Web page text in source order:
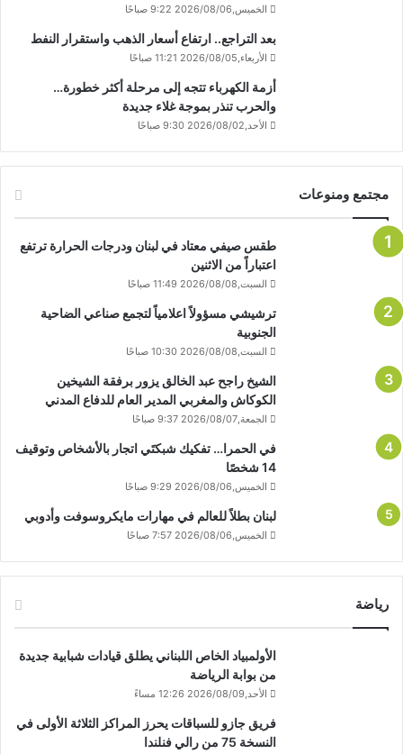
الخميس,2026/08/06 9:22 صباحًا
بعد التراجع.. ارتفاع أسعار الذهب واستقرار النفط
الأربعاء,2026/08/05 11:21 صباحًا
أزمة الكهرباء تتجه إلى مرحلة أكثر خطورة…
والحرب تنذر بموجة غلاء جديدة
الأحد,2026/08/02 9:30 صباحًا
مجتمع ومنوعات
طقس صيفي معتاد في لبنان ودرجات الحرارة ترتفع
اعتباراً من الاثنين
السبت,2026/08/08 11:49 صباحًا
ترشيشي مسؤولاً اعلامياً لتجمع صناعي الضاحية
الجنوبية
السبت,2026/08/08 10:30 صباحًا
الشيخ راجح عبد الخالق يزور برفقة الشيخين
الكوكاش والمغربي المدير العام للدفاع المدني
الجمعة,2026/08/07 9:37 صباحًا
في الحمرا… تفكيك شبكتَي اتجار بالأشخاص وتوقيف
14 شخصًا
الخميس,2026/08/06 9:29 صباحًا
لبنان بطلاً للعالم في مهارات مايكروسوفت وأدوبي
الخميس,2026/08/06 7:57 صباحًا
رياضة
الأولمبياد الخاص اللبناني يطلق قيادات شبابية جديدة
من بوابة الرياضة
الأحد,2026/08/09 12:26 مساءً
فريق جازو للسباقات يحرز المراكز الثلاثة الأولى في
النسخة 75 من رالي فنلندا